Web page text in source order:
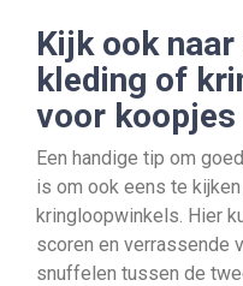
Kijk ook
kleding of
voor koopjes
Een handige tip om
is om ook eens te
kringloopwinkels. Hier
scoren en verrassende
snuffelen tussen de